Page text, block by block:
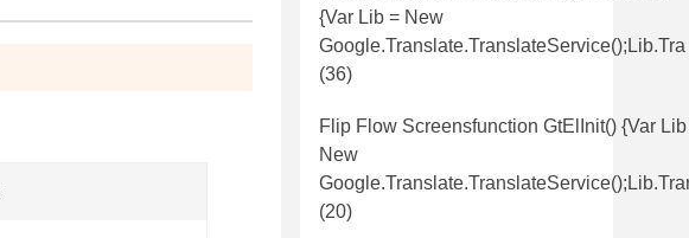
{var Lib = New
Google.translate.TranslateService();lib.tra
(36)
Flip Flow Screensfunction GtElInit() {var
New
(20)